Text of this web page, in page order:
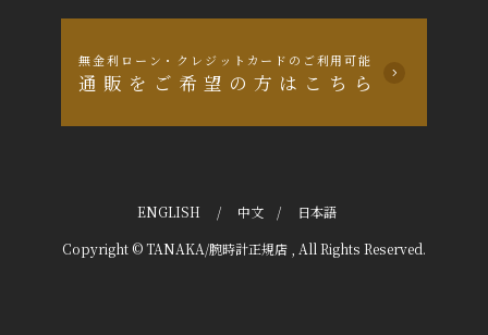
無金利ローン・クレジットカードのご利用可能
通販をご希望の方はこちら
ENGLISH / 中文 / 日本語
Copyright © TANAKA/腕時計正規店 , All Rights Reserved.